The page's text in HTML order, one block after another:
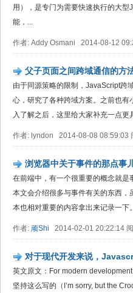
用），是专门为需要快速执行的大
能，...
作者: Addy Osmani 2014-08-12
父子页面之间跨域通信的方
由于同源策略的限制，JavaScript跨
心，研究了各种跨域方案。之前也有
入了解之后，这里给大家补充一点
作者: lyndon 2014-08-08 08:59:03
浏览器中关于事件的那点事
在前端中，有一个很重要的概念就
本文会介绍很多与事件有关的东西
本也相对重要的内容拿出来记录一
作者: 顽Shi 2014-02-01 20:22:14
对于现代开发来说，
英文原文：For modern
坚持这么写的（I’m sorry, but the